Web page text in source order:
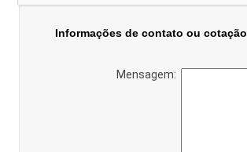
Informações de contato ou cotação
Mensagem: